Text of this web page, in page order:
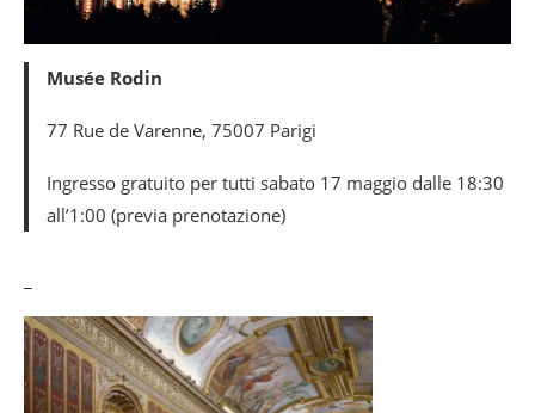
Musée Rodin
77 Rue de Varenne, 75007 Parigi
Ingresso gratuito per tutti sabato 17 maggio dalle 18:30
all’1:00 (previa prenotazione)